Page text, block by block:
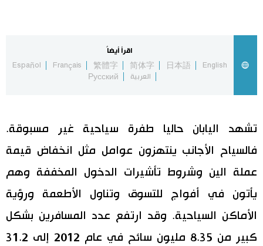
أشخاص
تجارب وآراء
مجتمع
ثقافة
لايف ستايل
اللغة اليابانية
موسوعة اليابان
المطبخ الياباني
اقرأ أيضاً
English
日本語
简体字
繁體字
Français
Español
العربية
Русский
تشهد اليابان حاليا طفرة سياحية غير مسبوقة.
فالسياح الأجانب ينتهزون عوامل مثل انخفاض قيمة
عملة الين وشروط تأشيرات الدخول المخففة وهم
يأتون في أفواج للتسوق وتناول الأطعمة ورؤية
الأماكن السياحية. وقد ارتفع عدد المسافرين بشكل
كبير من 8.35 مليون سائح في عام 2012 إلى 31.2